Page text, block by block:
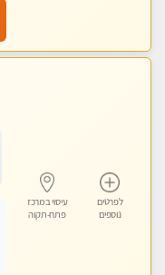
לפרטים
נוספים
עיסוי במרכז
פתח-תקוה